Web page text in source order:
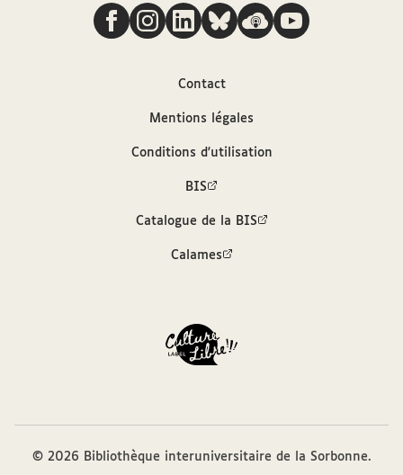
Jordani Bruni Nolani Camoeracensis acrotismus, seu
Rationes articulorum physicorum adversus
Bruno, Giordano (1548-1600)
Hennequin, Jean (15..-15..)
Nous suivre
Contact
Mentions légales
Conditions d'utilisation
BIS
Catalogue de la BIS
Calames
© 2026 Bibliothèque interuniversitaire de la Sorbonne.